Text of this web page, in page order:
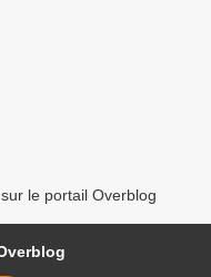
le portail Overblog